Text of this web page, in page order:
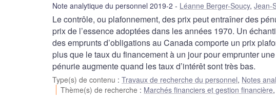
Note analytique du personnel 2019-2 Léanne Berger-Soucy, Jean-
Le contrôle, ou plafonnement, des prix peut entraîner des
prix de l’essence adoptées dans les années 1970. Un
des emprunts d’obligations au Canada comporte un prix
plus que le taux du financement à un jour pour emprunter
pénurie augmente quand les taux d’intérêt sont très bas.
Type(s) de contenu : Travaux de recherche du personnel, Notes
Thème(s) de recherche : Marchés financiers et gestion financière,